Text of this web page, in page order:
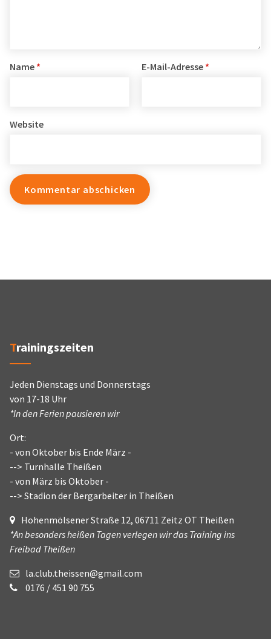
Name * E-Mail-Adresse *
Website
Trainingszeiten
Jeden Dienstags und Donnerstags
von 17-18 Uhr
*In den Ferien pausieren wir
Ort:
- von Oktober bis Ende März -
--> Turnhalle Theißen
- von März bis Oktober -
--> Stadion der Bergarbeiter in Theißen
Hohenmölsener Straße 12, 06711 Zeitz OT Theißen
*An besonders heißen Tagen verlegen wir das Training ins
Freibad Theißen
la.club.theissen@gmail.com
0176 / 451 90 755